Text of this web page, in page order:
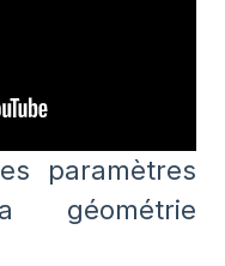
paramètres
géométrie